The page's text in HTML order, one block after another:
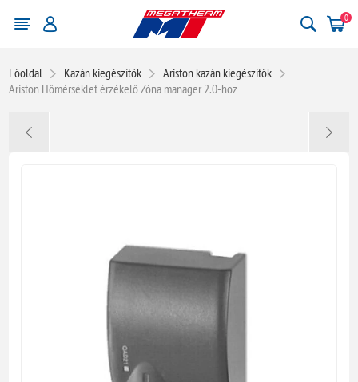
0
Főoldal Kazán kiegészítők
Ariston kazán kiegészítők
Ariston Hőmérséklet érzékelő Zóna manager 2.0-hoz